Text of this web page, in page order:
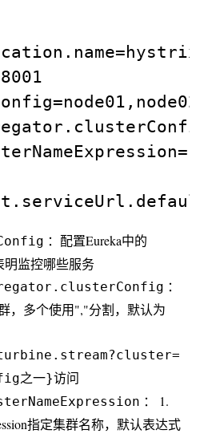
：配置Eureka中的
明监控哪些服务
：
，多个使用","分割，默认为
之一}访问
： 1.
指定集群名称，默认表达式